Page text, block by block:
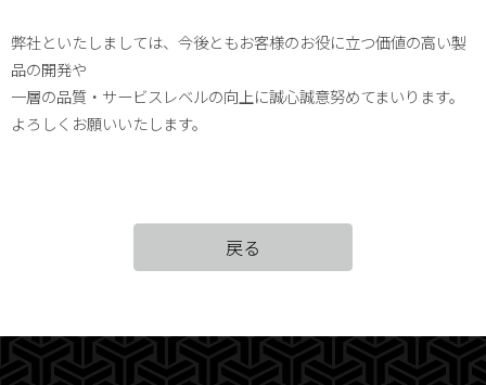
弊社といたしましては、今後ともお客様のお役に立つ価値の高い製
品の開発や
一層の品質・サービスレベルの向上に誠心誠意努めてまいります。
よろしくお願いいたします。
戻る